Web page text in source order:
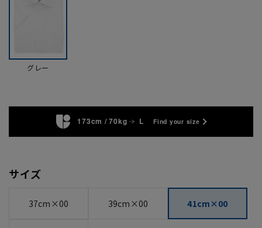
グレー
173cm / 70kg L Find your size
サイズ
37cm×00 39cm×00 41cm×00